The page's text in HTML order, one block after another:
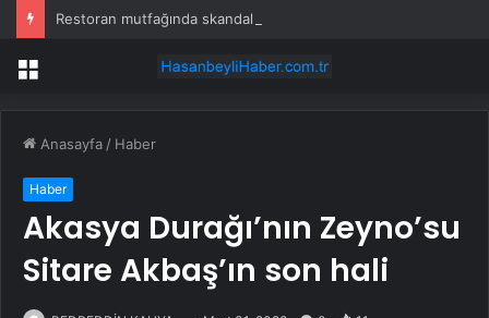
Menü
Anasayfa / Haber
Haber
Akasya Durağı’nın Zeyno’su
Sitare Akbaş’ın son hali